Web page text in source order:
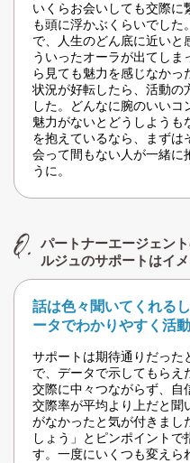
いくらお会いしても交際に
も頭に浮かぶくらいでした
で、人生のどん底に近いと
ういったオーラが出てし
ら見ても魅力を感じなか
状況が好転したら、活動の
した。どんなに腕のいい
魅力がないとどうしようも
を抱えているなら、まず
会って間もない人が一緒に
うに。
パートナーエージェン
ルジュのサポートはイ
話は色々聞いてくれる
ータでわかりやすく活
サポートは期待通りだった
で、データで示してもらえ
交際に中々つながらず、自
交際率が平均より上だと聞
がなかったと気が付きまし
しょう」とピンポイント
す。一度にいくつも変えら